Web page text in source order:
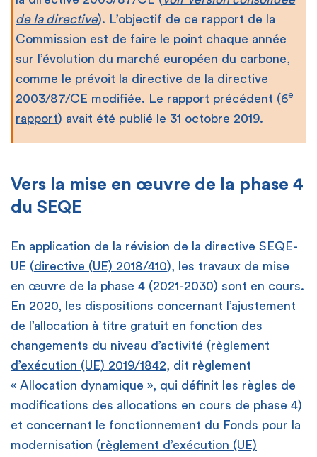
de la directive). L’objectif de ce rapport de la
Commission est de faire le point chaque année
sur l’évolution du marché européen du carbone,
comme le prévoit la directive de la directive
2003/87/CE modifiée. Le rapport précédent (6e
rapport) avait été publié le 31 octobre 2019.
Vers la mise en œuvre de la phase 4
du SEQE
En application de la révision de la directive SEQE-
UE (directive (UE) 2018/410), les travaux de mise
en œuvre de la phase 4 (2021-2030) sont en cours.
En 2020, les dispositions concernant l’ajustement
de l’allocation à titre gratuit en fonction des
changements du niveau d’activité (règlement
d’exécution (UE) 2019/1842, dit règlement
« Allocation dynamique », qui définit les règles de
modifications des allocations en cours de phase 4)
et concernant le fonctionnement du Fonds pour la
modernisation (règlement d’exécution (UE)